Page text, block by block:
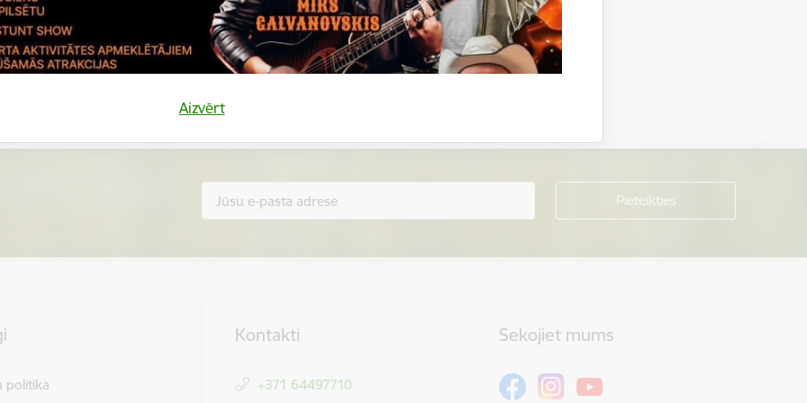
Aizvērt
Vai šī informācija bija noderīga?
Sniegt atsauksmi
politika
Kontakti
+371 64497710
Sekojiet mums